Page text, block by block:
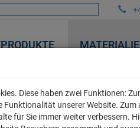
Diese haben zwei Funktionen:
Funktionalität unserer Website. Zum
für Sie immer weiter verbessern.